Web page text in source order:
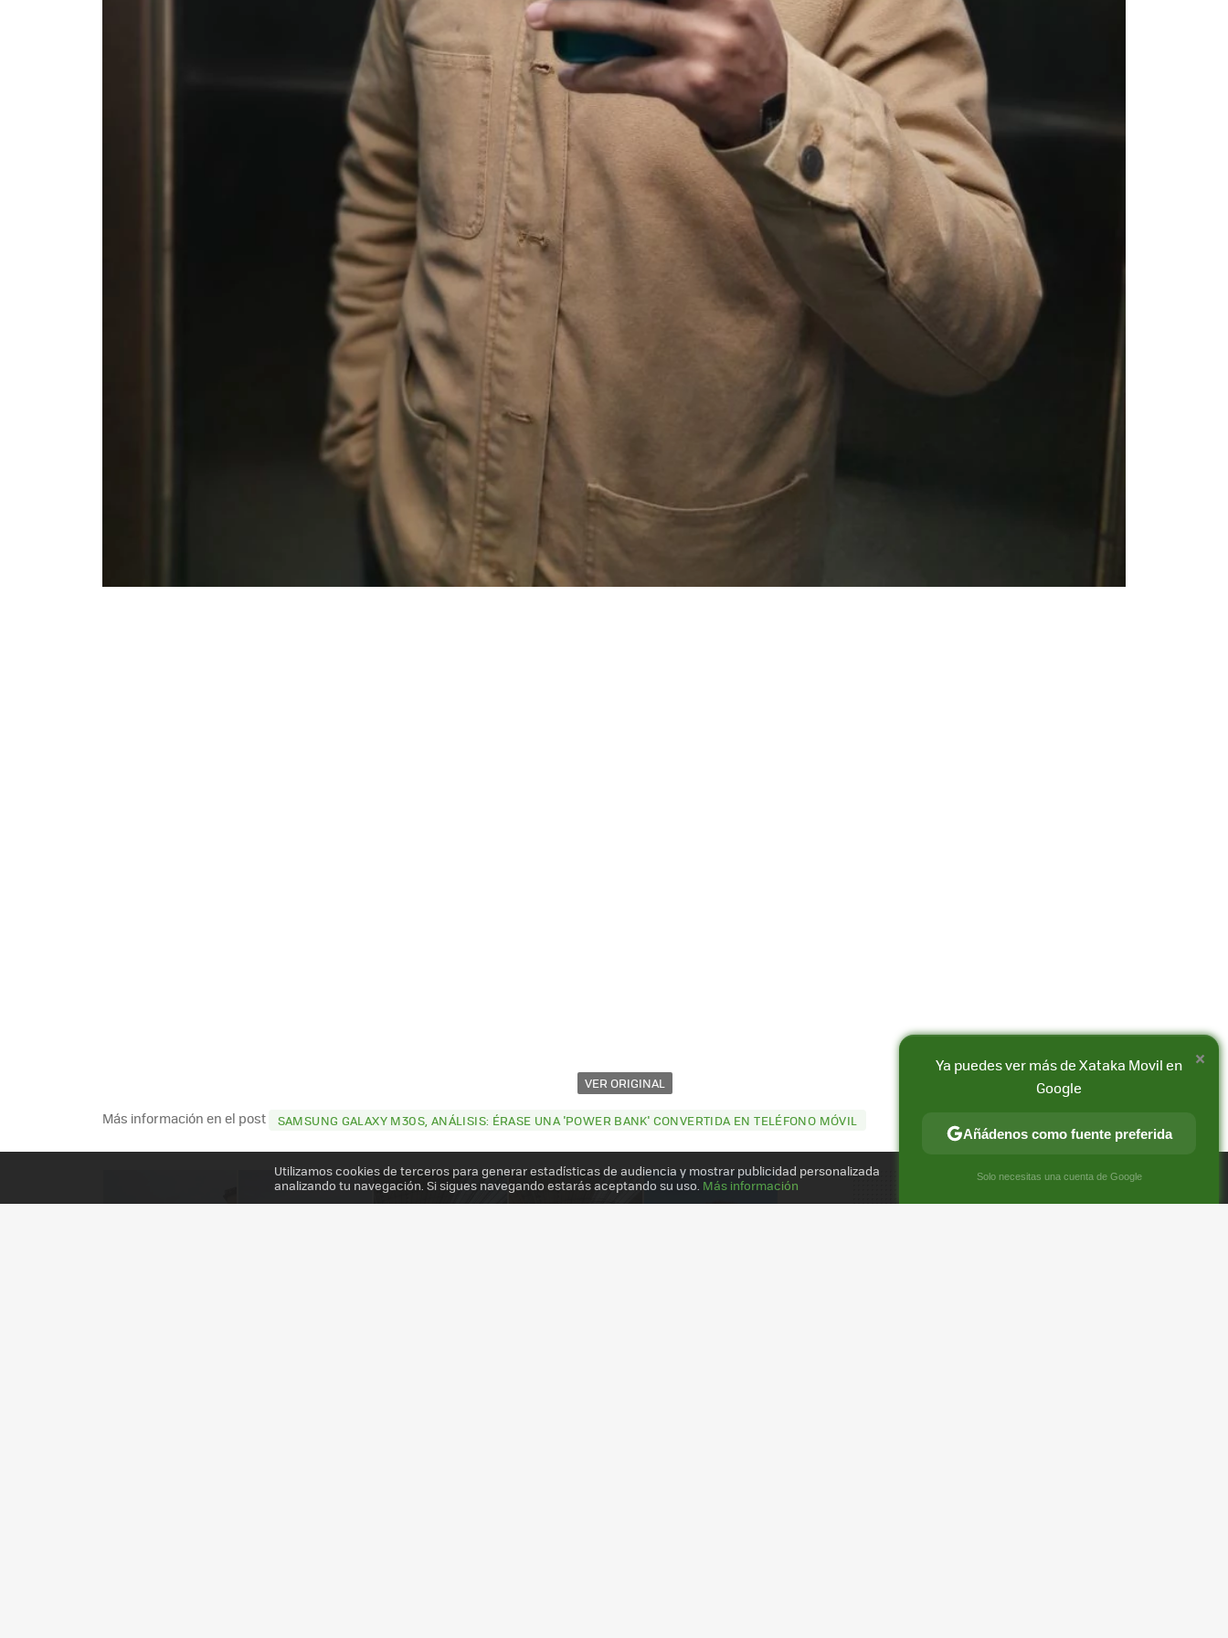
VER ORIGINAL
Compartir
E-
MAIL
Más información en el post SAMSUNG GALAXY M30S, ANÁLISIS: ÉRASE UNA 'POWER BANK' CONVERTIDA EN TELÉFONO MÓVIL
Utilizamos cookies de terceros para generar estadísticas de audiencia y mostrar publicidad personalizada
analizando tu navegación. Si sigues navegando estarás aceptando su uso. Más información
×
Ya puedes ver más de Xataka Movil en
Google
Añádenos como fuente preferida
Solo necesitas una cuenta de Google